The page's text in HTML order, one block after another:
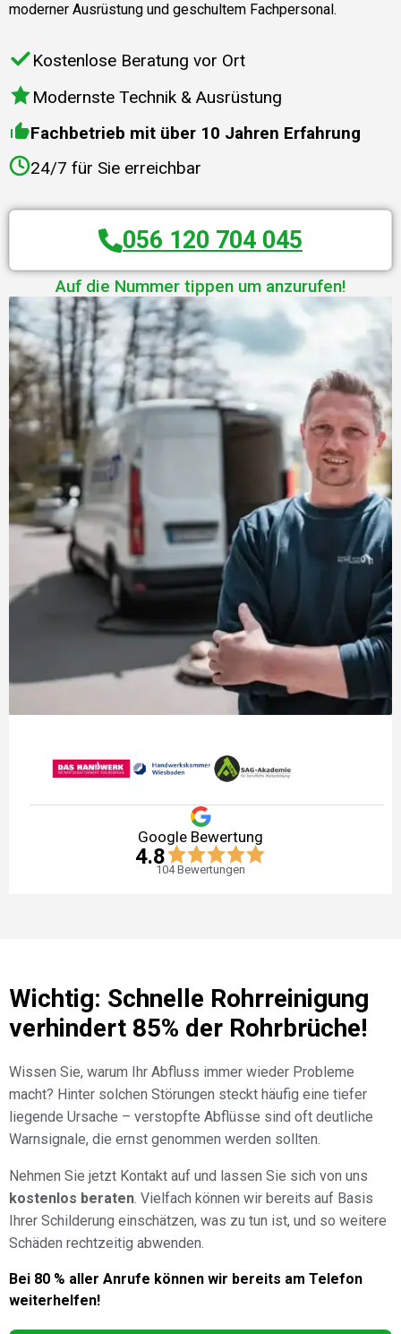
moderner Ausrüstung und geschultem Fachpersonal.
Kostenlose Beratung vor Ort
Modernste Technik & Ausrüstung
Fachbetrieb mit über 10 Jahren Erfahrung
24/7 für Sie erreichbar
056 120 704 045
Auf die Nummer tippen um anzurufen!
Google Bewertung
4.8
104Bewertungen
Wichtig: Schnelle Rohrreinigung
verhindert 85% der Rohrbrüche!
Wissen Sie, warum Ihr Abfluss immer wieder Probleme
macht? Hinter solchen Störungen steckt häufig eine tiefer
liegende Ursache – verstopfte Abflüsse sind oft deutliche
Warnsignale, die ernst genommen werden sollten.
Nehmen Sie jetzt Kontakt auf und lassen Sie sich von uns
kostenlos beraten. Vielfach können wir bereits auf Basis
Ihrer Schilderung einschätzen, was zu tun ist, und so weitere
Schäden rechtzeitig abwenden.
Bei 80 % aller Anrufe können wir bereits am Telefon
weiterhelfen!